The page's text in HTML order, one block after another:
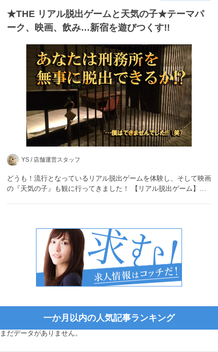
★THE リアル脱出ゲームと天気の子★テーマパ
ーク、映画、飲み…新宿を遊びつくす!!
YS / 店舗運営スタッフ
どうも！流行となっているリアル脱出ゲームを体験し、そして映画
の『天気の子』も観に行ってきました！ 【リアル脱出ゲーム】…
一か月以内の人気記事ランキング
まだデータがありません。